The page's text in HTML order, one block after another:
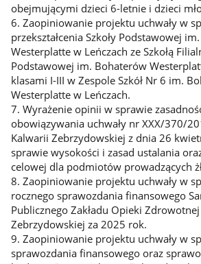
obejmującymi dzieci 6-letnie i dzieci
6. Zaopiniowanie projektu uchwały w
przekształcenia Szkoły Podstawowej
Westerplatte w Leńczach ze Szkołą
Podstawowej im. Bohaterów
klasami I-III w Zespole Szkół Nr 6 im.
Westerplatte w Leńczach.
7. Wyrażenie opinii w sprawie
obowiązywania uchwały nr XXX/370/
Kalwarii Zebrzydowskiej z dnia 26
sprawie wysokości i zasad ustalania
celowej dla podmiotów prowadzących
8. Zaopiniowanie projektu uchwały w
rocznego sprawozdania finansowego
Publicznego Zakładu Opieki
Zebrzydowskiej za 2025 rok.
9. Zaopiniowanie projektu uchwały w
sprawozdania finansowego oraz